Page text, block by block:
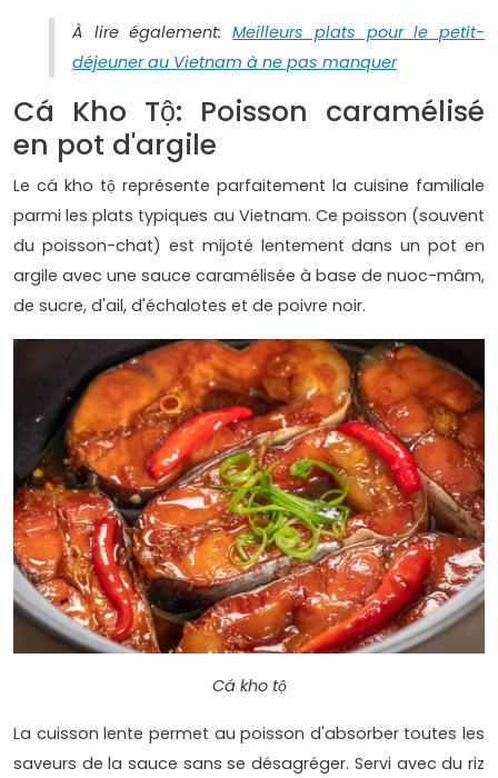
À lire également:Meilleurs plats pour le petit-
déjeuner au Vietnam à ne pas manquer
Cá Kho Tộ: Poisson caramélisé
en pot d'argile
Le cá kho tộ représente parfaitement la cuisine familiale
parmi les plats typiques au Vietnam. Ce poisson (souvent
du poisson-chat) est mijoté lentement dans un pot en
argile avec une sauce caramélisée à base de nuoc-mâm,
de sucre, d'ail, d'échalotes et de poivre noir.
Cá kho tộ
La cuisson lente permet au poisson d'absorber toutes les
saveurs de la sauce sans se désagréger. Servi avec du riz